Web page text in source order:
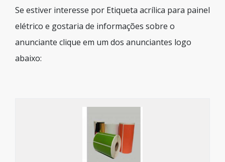
Se estiver interesse por Etiqueta acrílica para painel
elétrico e gostaria de informações sobre o
anunciante clique em um dos anunciantes logo
abaixo: